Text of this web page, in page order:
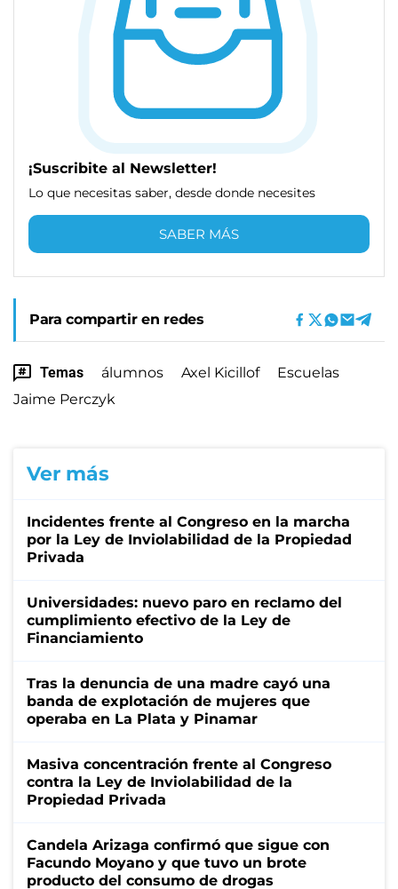
¡Suscribite al Newsletter!
Lo que necesitas saber, desde donde necesites
SABER MÁS
Para compartir en redes
Temas álumnos Axel Kicillof
Escuelas
Jaime Perczyk
Ver más
Incidentes frente al Congreso en la marcha
por la Ley de Inviolabilidad de la Propiedad
Privada
Universidades: nuevo paro en reclamo del
cumplimiento efectivo de la Ley de
Financiamiento
Tras la denuncia de una madre cayó una
banda de explotación de mujeres que
operaba en La Plata y Pinamar
Masiva concentración frente al Congreso
contra la Ley de Inviolabilidad de la
Propiedad Privada
Candela Arizaga confirmó que sigue con
Facundo Moyano y que tuvo un brote
producto del consumo de drogas